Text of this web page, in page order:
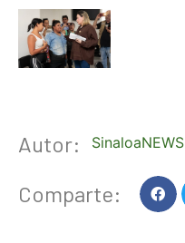
Autor: SinaloaNEWS
Comparte: